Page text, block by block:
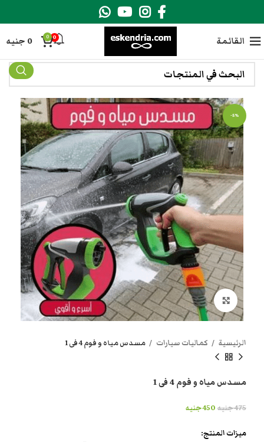
القائمة 0
0
0 جنيه
-5%
انقر هنا لتكبير الصورة
الرئيسية كماليات سيارات مسدس مياه و فوم 4 فى 1
مسدس مياه و فوم 4 فى 1
475جنيه 450جنيه
ميزات المنتج: